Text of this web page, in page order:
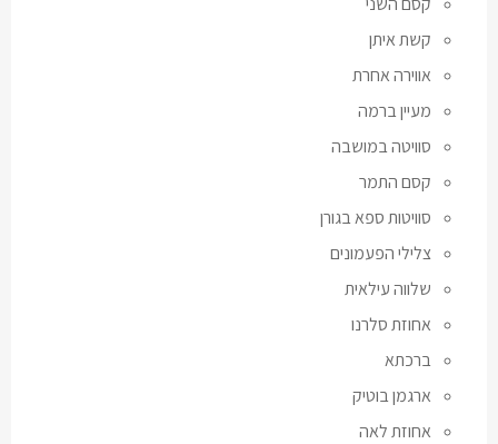
קשת איתן
אווירה אחרת
מעיין ברמה
סוויטה במושבה
קסם התמר
סוויטות ספא בגורן
צלילי הפעמונים
שלווה עילאית
אחוזת סלרנו
ברכתא
ארגמן בוטיק
אחוזת לאה